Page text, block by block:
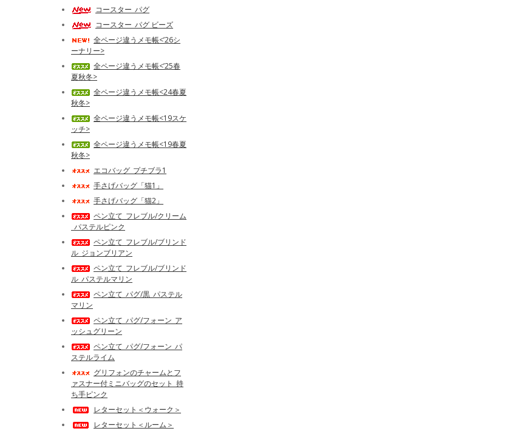
コースター_パグ
コースター_パグ ビーズ
全ページ違うメモ帳<’26シ
ーナリー>
全ページ違うメモ帳<’25春
夏秋冬>
全ページ違うメモ帳<24春夏
秋冬>
全ページ違うメモ帳<19スケ
ッチ>
全ページ違うメモ帳<19春夏
秋冬>
エコバッグ_プチブラ1
手さげバッグ「猫1」
手さげバッグ「猫2」
ペン立て_フレブル/クリーム
_パステルピンク
ペン立て_フレブル/ブリンド
ル_ジョンブリアン
ペン立て_フレブル/ブリンド
ル_パステルマリン
ペン立て_パグ/黒_パステル
マリン
ペン立て_パグ/フォーン_ア
ッシュグリーン
ペン立て_パグ/フォーン_パ
ステルライム
グリフォンのチャームとフ
ァスナー付ミニバッグのセット_持
ち手ピンク
レターセット＜ウォーク＞
レターセット＜ルーム＞